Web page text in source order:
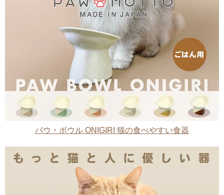
パウ・ボウル ONIGIRI 猫の食べやすい食器